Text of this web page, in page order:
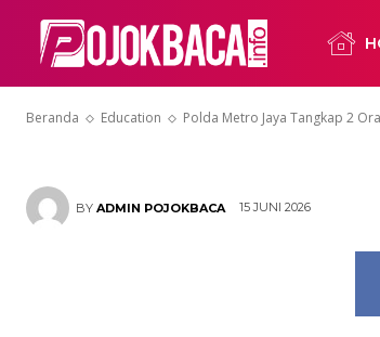
Beranda Education Polda Metro Jaya Tangkap 2
Bawa
BY ADMIN POJOKBACA 15 JUNI 2026